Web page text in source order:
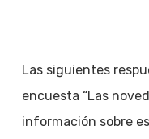
Las siguientes
encuesta “Las
información sobre